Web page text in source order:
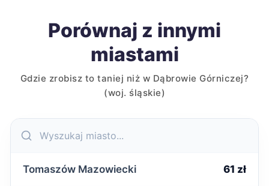
Porównaj z innymi
miastami
Gdzie zrobisz to taniej niż w Dąbrowie Górniczej?
(woj. śląskie)
Tomaszów Mazowiecki 61 zł